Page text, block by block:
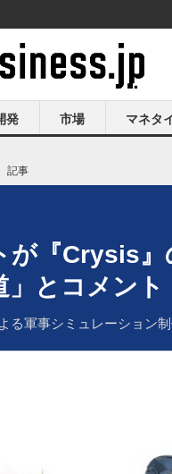
発 市場 マネタ
記事
が『Crysis
」とコメント
る軍事シミュレーション